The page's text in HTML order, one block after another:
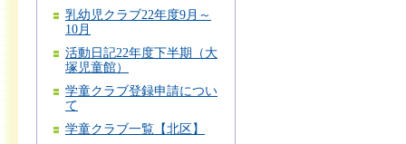
乳幼児クラブ22年度9月～
10月
活動日記22年度下半期（大
塚児童館）
学童クラブ登録申請につい
て
学童クラブ一覧【北区】